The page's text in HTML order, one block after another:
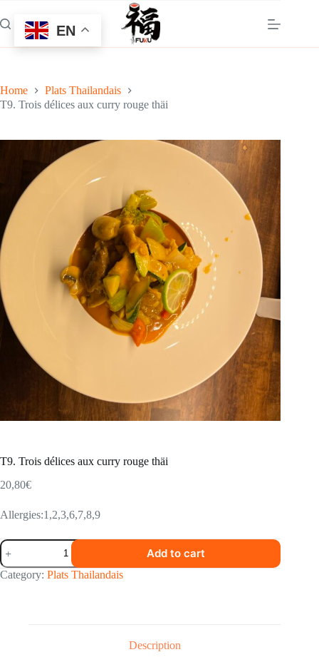
to
content
Home
Plats Thailandais
T9. Trois délices aux curry rouge thäi
T9. Trois délices aux curry rouge thäi
20,80€
Allergies:1,2,3,6,7,8,9
T9.
Trois
délices
aux
Add to cart
Category: Plats Thailandais
Description
EN